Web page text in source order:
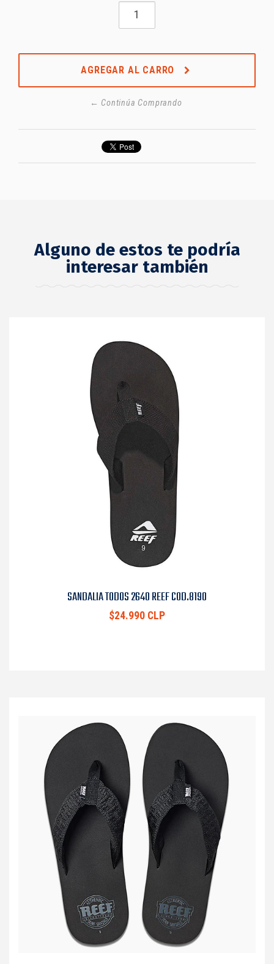
AGREGAR AL CARRO
← Continúa Comprando
Alguno de estos te podría
interesar también
SANDALIA TODOS 2640 REEF COD.8190
$24.990 CLP